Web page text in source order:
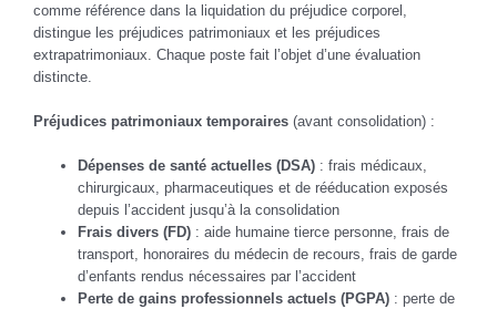
comme référence dans la liquidation du préjudice corporel,
distingue les préjudices patrimoniaux et les préjudices
extrapatrimoniaux. Chaque poste fait l’objet d’une évaluation
distincte.
Préjudices patrimoniaux temporaires (avant consolidation) :
Dépenses de santé actuelles (DSA) : frais médicaux,
chirurgicaux, pharmaceutiques et de rééducation exposés
depuis l’accident jusqu’à la consolidation
Frais divers (FD) : aide humaine tierce personne, frais de
transport, honoraires du médecin de recours, frais de garde
d’enfants rendus nécessaires par l’accident
Perte de gains professionnels actuels (PGPA) : perte de